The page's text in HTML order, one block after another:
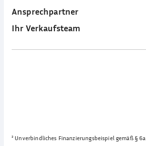
Ansprechpartner
Ihr Verkaufsteam
² Unverbindliches Finanzierungsbeispiel gemäß § 6a